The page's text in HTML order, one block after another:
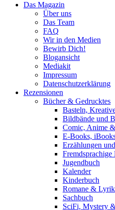
Das Magazin
Über uns
Das Team
FAQ
Wir in den Medien
Bewirb Dich!
Blogansicht
Mediakit
Impressum
Datenschutzerklärung
Rezensionen
Bücher & Gedrucktes
Basteln,
Bildbände und
Comic, Anime
E-Books,
Erzählungen
Fremdsprachige
Jugendbuch
Kalender
Kinderbuch
Romane & Lyrik
Sachbuch
SciFi, Mystery